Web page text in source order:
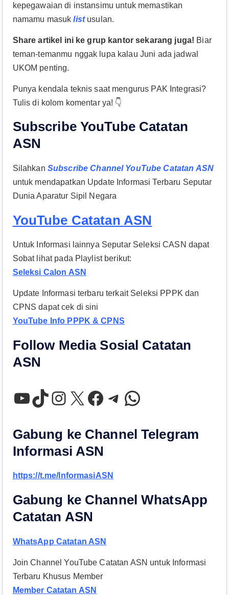
kepegawaian di instansimu untuk memastikan
namamu masuklistusulan.
Share artikel ini ke grup kantor sekarang juga! Biar
teman-temanmu nggak lupa kalau Juni ada jadwal
UKOM penting.
Punya kendala teknis saat mengurus PAK Integrasi?
Tulis di kolom komentar ya! 👇
Subscribe YouTube Catatan
ASN
Silahkan Subscribe Channel YouTube Catatan ASN
untuk mendapatkan Update Informasi Terbaru Seputar
Dunia Aparatur Sipil Negara
YouTube Catatan ASN
Untuk Informasi lainnya Seputar Seleksi CASN dapat
Sobat lihat pada Playlist berikut:
Seleksi Calon ASN
Update Informasi terbaru terkait Seleksi PPPK dan
CPNS dapat cek di sini
YouTube Info PPPK & CPNS
Follow Media Sosial Catatan
ASN
YouTube TikTok Instagram X Facebook Telegram WhatsApp
Gabung ke Channel Telegram
Informasi ASN
https://t.me/InformasiASN
Gabung ke Channel WhatsApp
Catatan ASN
WhatsApp Catatan ASN
Join Channel YouTube Catatan ASN untuk Informasi
Terbaru Khusus Member
Member Catatan ASN